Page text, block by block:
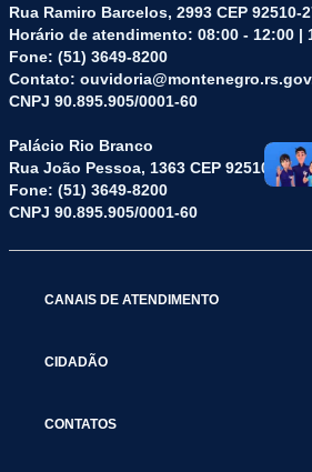
Rua Ramiro Barcelos, 2993 CEP 92510-
Horário de atendimento: 08:00 - 12:00 |
Fone: (51) 3649-8200
Contato:
CNPJ 90.895.905/0001-60
Palácio Rio Branco
Rua João Pessoa, 1363 CEP 92510-045
Fone: (51) 3649-8200
CNPJ 90.895.905/0001-60
CANAIS DE ATENDIMENTO
CIDADÃO
CONTATOS